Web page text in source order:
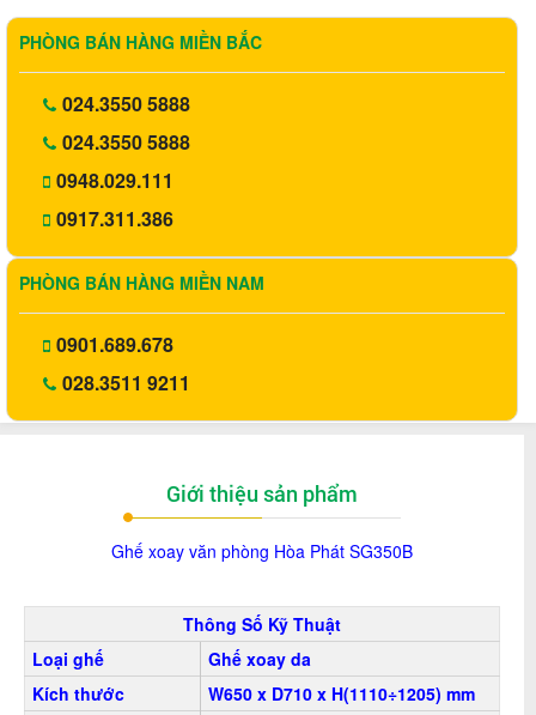
PHÒNG BÁN HÀNG MIỀN BẮC
024.3550 5888
024.3550 5888
0948.029.111
0917.311.386
PHÒNG BÁN HÀNG MIỀN NAM
0901.689.678
028.3511 9211
Giới thiệu sản phẩm
Ghế xoay văn phòng Hòa Phát SG350B
Thông Số Kỹ Thuật
Loại ghế
Ghế xoay da
Kích thước
W650 x D710 x H(1110÷1205) mm